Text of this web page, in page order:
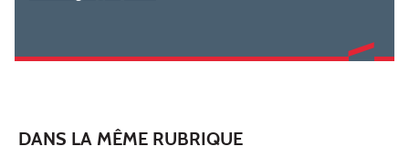
DANS LA MÊME RUBRIQUE